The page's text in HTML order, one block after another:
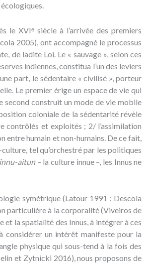
le XVIᵉ siècle à l’arrivée des premiers
2005), ont accompagné le processus
de ladite Loi. Le « sauvage », selon ces
indiennes, constitua l’un des leviers
part, le sédentaire « civilisé », porteur
Le premier érige un espace de vie qui
second construit un mode de vie mobile
coloniale de la sédentarité révèle
contrôlés et exploités ; 2/ l’assimilation
humain et non-humains. De ce fait,
tel qu’orchestré par les politiques
aitun– la culture innue –, les Innus ne
symétrique (Latour 1991 ; Descola
particulière à la corporalité (Viveiros de
la spatialité des Innus, à intégrer à ces
considérer un intérêt manifeste pour la
physique qui sous-tend à la fois des
et Zytnicki 2016), nous proposons de